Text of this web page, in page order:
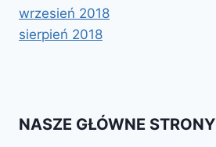
wrzesień 2018
sierpień 2018
NASZE GŁÓWNE STRONY